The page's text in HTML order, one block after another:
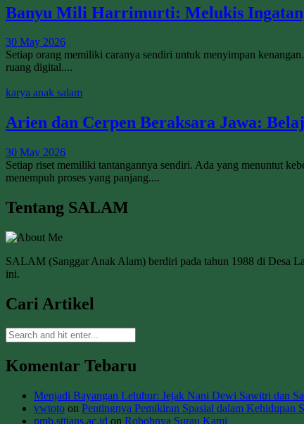
Banyu Mili Harrimurti: Melukis
30 May 2026
Setiap orang memiliki caranya sendiri untuk menyimpan
ruang digital....
karya anak salam
Arien dan Cerpen Beraksara Jawa:
30 May 2026
Setiap riset memiliki tantangannya sendiri. Ada yang menuntut
menempuh proses yang panjang....
Tentang SALAM
SALAM (Sanggar Anak Alam) berdiri pada tahun 1988 di Desa
ini.
Cari Artikel
Komentar Tebaru
Menjadi Bayangan Leluhur: Jejak Nani Dewi Sawitri dan
vwtoto on Pentingnya Pemikiran Spasial dalam Kehidupan
pmb.sttians.ac.id on Robohnya Surau Kami